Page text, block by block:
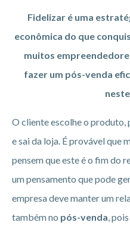
Fidelizar é uma
econômica do que
muitos
fazer um pós-venda
O cliente escolhe o produto,
e sai da loja. É provável que
pensem que este é o fim do
um pensamento que pode
empresa deve manter um
também no pós-venda,